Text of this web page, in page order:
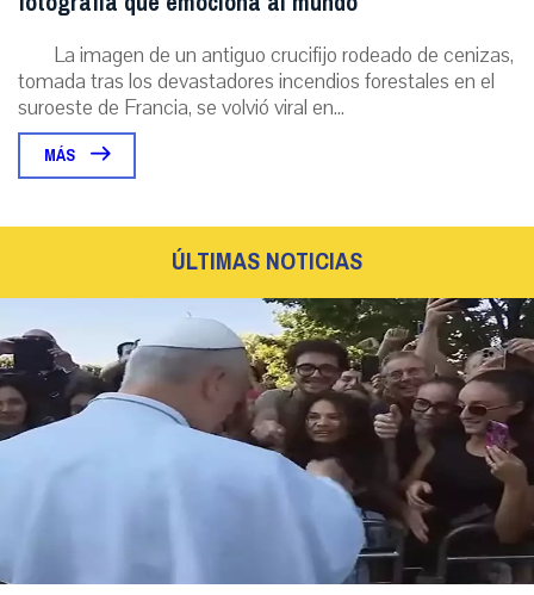
La imagen de un antiguo crucifijo rodeado de cenizas,
tomada tras los devastadores incendios forestales en el
suroeste de Francia, se volvió viral en...
MÁS
ÚLTIMAS NOTICIAS